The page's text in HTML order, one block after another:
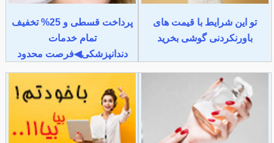
تو این شرایط با قیمت های
باورنکردنی گوشی بخرید
پرداخت قسطی و 25% تخفیف
تمام خدمات
دندانپزشکی◀فرصت محدود